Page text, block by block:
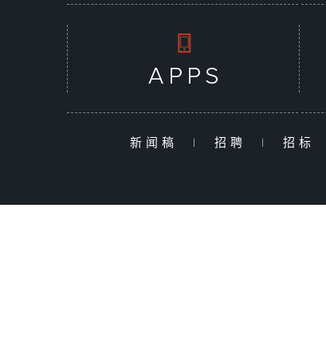
新闻稿 | 招聘 | 招标